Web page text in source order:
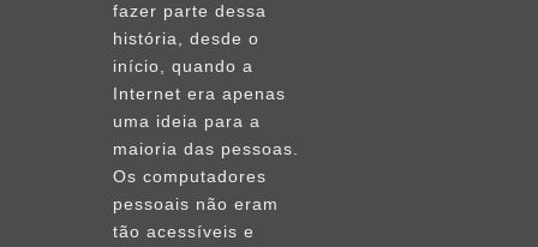
fazer parte dessa
história, desde o
início, quando a
Internet era apenas
uma ideia para a
maioria das pessoas.
Os computadores
pessoais não eram
tão acessíveis e